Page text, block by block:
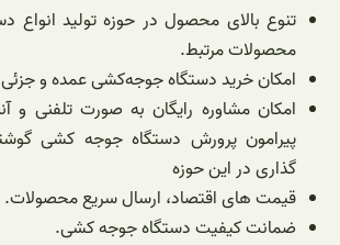
تنوع بالای محصول در حوزه تولید
محصولات مرتبط.
امکان خرید دستگاه ‌جوجه‌کشی عمده و
امکان مشاوره رایگان به صورت تلفنی و
پیرامون پرورش دستگاه جوجه کشی
گذاری در این حوزه
قیمت های اقتصاد، ارسال سریع محصولات.
ضمانت کیفیت دستگاه جوجه کشی.